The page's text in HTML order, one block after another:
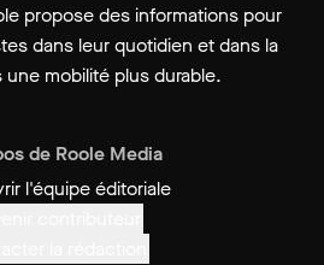
propose des informations pour
dans leur quotidien et dans la
une mobilité plus durable.
de Roole Media
l'équipe éditoriale